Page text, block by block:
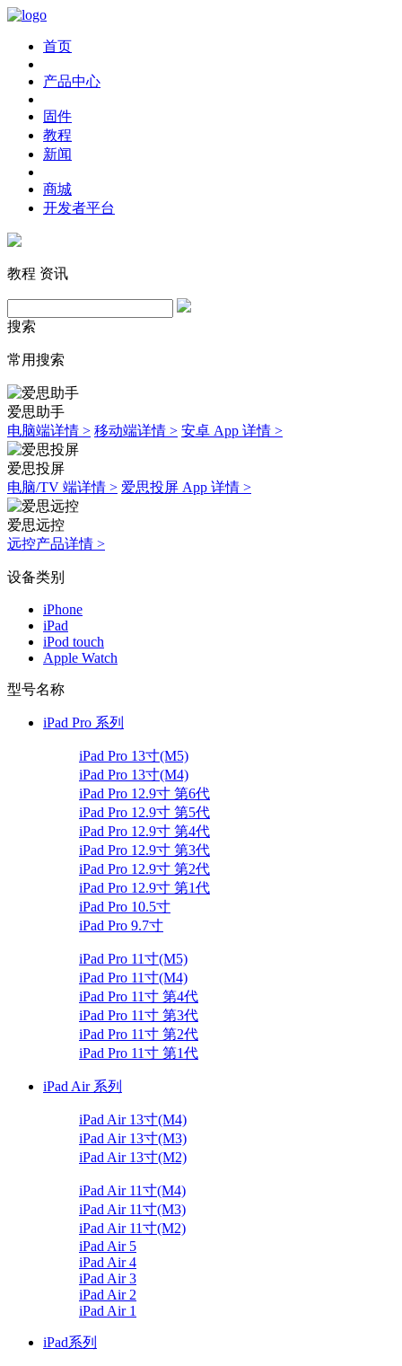
首页
产品中心
固件
教程
新闻
商城
开发者平台
教程 资讯
搜索
常用搜索
爱思助手
电脑端详情 > 移动端详情 > 安卓 App 详情 >
爱思投屏
电脑/TV 端详情 > 爱思投屏 App 详情 >
爱思远控
远控产品详情 >
设备类别
iPhone
iPad
iPod touch
Apple Watch
型号名称
iPad Pro 系列
iPad Pro 13寸(M5)
iPad Pro 13寸(M4)
iPad Pro 12.9寸 第6代
iPad Pro 12.9寸 第5代
iPad Pro 12.9寸 第4代
iPad Pro 12.9寸 第3代
iPad Pro 12.9寸 第2代
iPad Pro 12.9寸 第1代
iPad Pro 10.5寸
iPad Pro 9.7寸
iPad Pro 11寸(M5)
iPad Pro 11寸(M4)
iPad Pro 11寸 第4代
iPad Pro 11寸 第3代
iPad Pro 11寸 第2代
iPad Pro 11寸 第1代
iPad Air 系列
iPad Air 13寸(M4)
iPad Air 13寸(M3)
iPad Air 13寸(M2)
iPad Air 11寸(M4)
iPad Air 11寸(M3)
iPad Air 11寸(M2)
iPad Air 5
iPad Air 4
iPad Air 3
iPad Air 2
iPad Air 1
iPad系列